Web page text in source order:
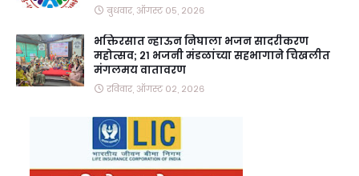
बुधवार, ऑगस्ट ०५, २०२६
भक्तिरसात न्हाऊन निघाला भजन सादरीकरण
महोत्सव; २१ भजनी मंडळांच्या सहभागाने चिखलीत
मंगलमय वातावरण
रविवार, ऑगस्ट ०२, २०२६